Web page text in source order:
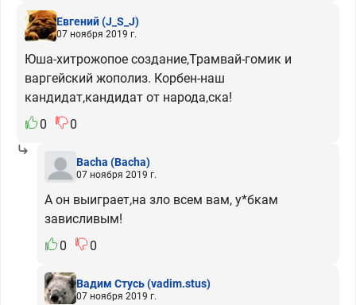
Евгений(J_S_J)
07 ноября 2019 г.
Юша-хитрожопое создание,Трамвай-гомик и
варгейский жополиз. Корбен-наш
кандидат,кандидат от народа,ска!
0
0
Bacha (Bacha)
07 ноября 2019 г.
А он выиграет,на зло всем вам, у*бкам
зависливым!
0
0
Вадим Стусь(vadim.stus)
07 ноября 2019 г.